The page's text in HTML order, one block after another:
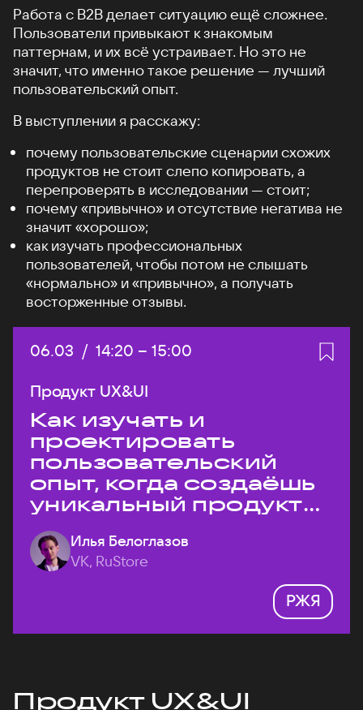
Работа с B2B делает ситуацию ещё сложнее.
Пользователи привыкают к знакомым
паттернам, и их всё устраивает. Но это не
значит, что именно такое решение — лучший
пользовательский опыт.
В выступлении я расскажу:
почему пользовательские сценарии схожих
продуктов не стоит слепо копировать, а
перепроверять в исследовании — стоит;
почему «привычно» и отсутствие негатива не
значит «хорошо»;
как изучать профессиональных
пользователей, чтобы потом не слышать
«нормально» и «привычно», а получать
восторженные отзывы.
Дата:
06.03 / Начало:
14:20 – Конец:
15:00
Продукт UX&UI
Как изучать и
проектировать
пользовательский
опыт, когда создаёшь
уникальный продукт
на рынке?
Илья Белоглазов
VK, RuStore
РЖЯ
Продукт UX&UI